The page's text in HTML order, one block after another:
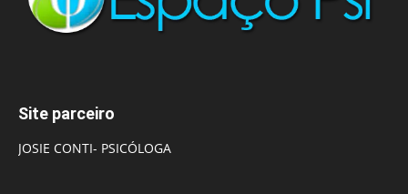
Site parceiro
JOSIE CONTI- PSICÓLOGA